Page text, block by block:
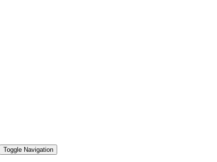
Toggle Navigation